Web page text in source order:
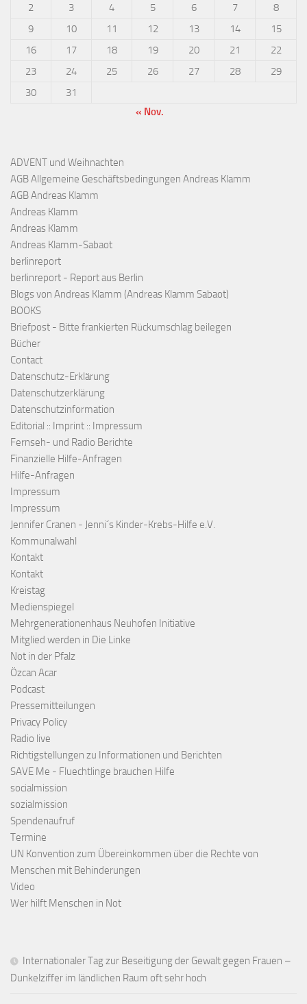
2
3 4 5 6 7
8
9
10 11 12 13 14
15
16
17 18 19 20 21
22
23
24 25 26 27 28
29
30
31
« Nov.
ADVENT und Weihnachten
AGB Allgemeine Geschäftsbedingungen Andreas Klamm
AGB Andreas Klamm
Andreas Klamm
Andreas Klamm
Andreas Klamm-Sabaot
berlinreport
berlinreport - Report aus Berlin
Blogs von Andreas Klamm (Andreas Klamm Sabaot)
BOOKS
Briefpost - Bitte frankierten Rückumschlag beilegen
Bücher
Contact
Datenschutz-Erklärung
Datenschutzerklärung
Datenschutzinformation
Editorial :: Imprint :: Impressum
Fernseh- und Radio Berichte
Finanzielle Hilfe-Anfragen
Hilfe-Anfragen
Impressum
Impressum
Jennifer Cranen - Jenni´s Kinder-Krebs-Hilfe e.V.
Kommunalwahl
Kontakt
Kontakt
Kreistag
Medienspiegel
Mehrgenerationenhaus Neuhofen Initiative
Mitglied werden in Die Linke
Not in der Pfalz
Özcan Acar
Podcast
Pressemitteilungen
Privacy Policy
Radio live
Richtigstellungen zu Informationen und Berichten
SAVE Me - Fluechtlinge brauchen Hilfe
socialmission
sozialmission
Spendenaufruf
Termine
UN Konvention zum Übereinkommen über die Rechte von
Menschen mit Behinderungen
Video
Wer hilft Menschen in Not
Internationaler Tag zur Beseitigung der Gewalt gegen Frauen –
Dunkelziffer im ländlichen Raum oft sehr hoch